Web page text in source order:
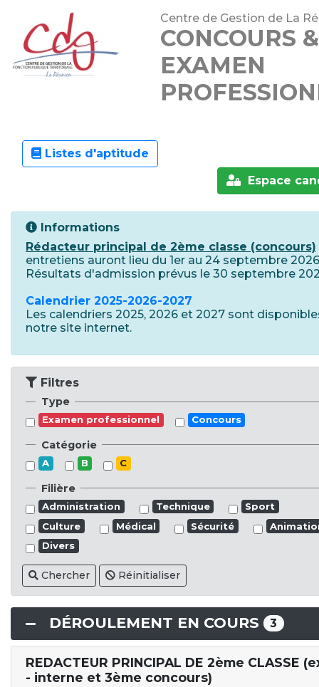
Centre de Gestion de La
CONCOURS &
EXAMEN
Listes d'aptitude
Espace
Informations
Rédacteur principal de 2ème classe (concours)
entretiens auront lieu du 1er au 24 septembre
Résultats d'admission prévus le 30 septembre
Calendrier 2025-2026-2027
Les calendriers 2025, 2026 et 2027 sont
notre site internet.
Filtres
Type
Examen professionnel Concours
Catégorie
A B C
Filière
Administration Technique
Sport
Culture
Médical Sécurité
Divers
Chercher Réinitialiser
DÉROULEMENT EN COURS 3
REDACTEUR PRINCIPAL DE 2ème CLASSE
- interne et 3ème concours)